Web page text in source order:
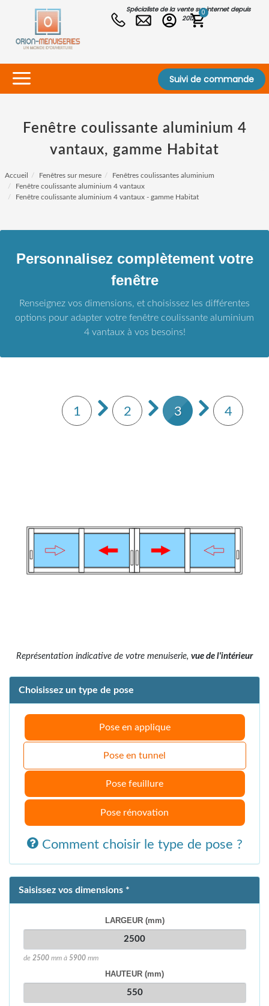
Spécialiste de la vente sur internet depuis
2012
0
Suivi de commande
Fenêtre coulissante aluminium 4
vantaux, gamme Habitat
Accueil Fenêtres sur mesure
Fenêtres coulissantes aluminium
Fenêtre coulissante aluminium 4 vantaux
Fenêtre coulissante aluminium 4 vantaux - gamme Habitat
Personnalisez complètement votre
fenêtre
Renseignez vos dimensions, et choisissez les différentes
options pour adapter votre fenêtre coulissante aluminium
4 vantaux à vos besoins!
1 2 3 4
Représentation indicative de votre menuiserie, vue de l'intérieur
Choisissez un type de pose
Pose en applique
Pose en tunnel
Pose feuillure
Pose rénovation
Comment choisir le type de pose ?
Saisissez vos dimensions *
LARGEUR (mm)
de 2500mm à 5900mm
HAUTEUR (mm)